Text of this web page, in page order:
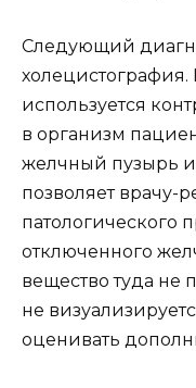
Следующий
используется
в организм
желчный пузырь
позволяет врачу-
патологического
отключенного
вещество туда не
не
оценивать